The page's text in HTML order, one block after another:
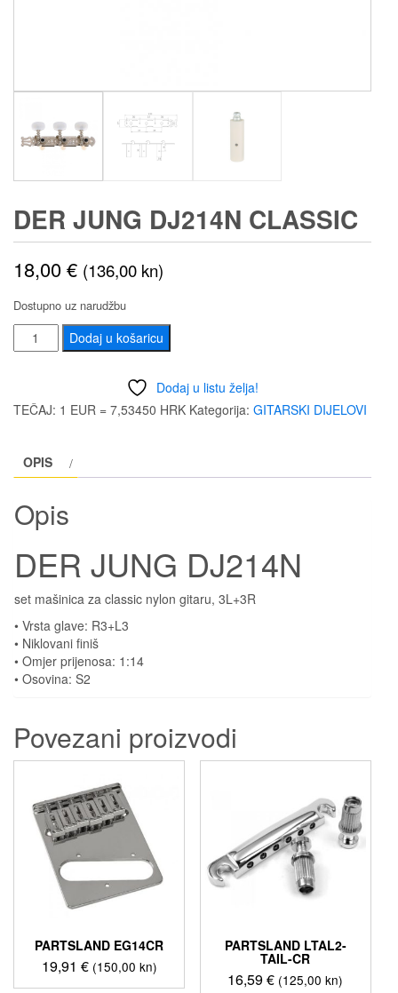
DER JUNG DJ214N CLASSIC
18,00€ (136,00 kn)
Dostupno uz narudžbu
DER
JUNG
CLASSIC
Dodaj u košaricu
Dodaj u listu želja!
TEČAJ: 1 EUR = 7,53450 HRK Kategorija: GITARSKI DIJELOVI
OPIS
Opis
DER JUNG DJ214N
set mašinica za classic nylon gitaru, 3L+3R
• Vrsta glave: R3+L3
• Niklovani finiš
• Omjer prijenosa: 1:14
• Osovina: S2
Povezani proizvodi
PARTSLAND EG14CR
19,91 € (150,00 kn)
PARTSLAND LTAL2-
TAIL-CR
16,59€ (125,00 kn)